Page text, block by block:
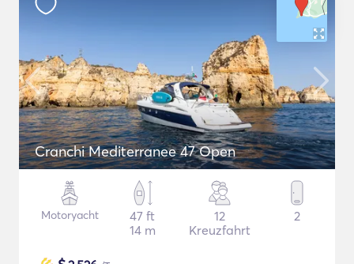
Cranchi Mediterranee 47 Open
Motoryacht
47 ft
14 m
12
Kreuzfahrt
2